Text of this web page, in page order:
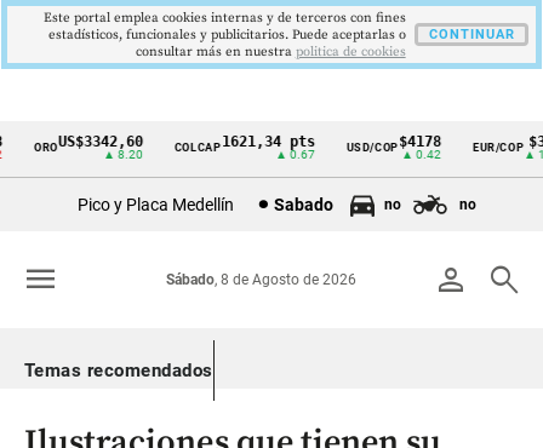
Cintillo
Colombia
OROUS$3342,60
▲ 8.20
COLCAP1621,34 pts
▲ 0.67
USD/COP$4178
▲ 0.42
EUR/COP
▲
Pico y Placa Medellín Sabado no no
person search
Sábado, 8 de Agosto de 2026
menu
Temas recomendados
Este portal emplea cookies internas y de terceros con fines
estadísticos, funcionales y publicitarios. Puede aceptarlas o
consultar más en nuestra politica de cookies
CONTINUAR